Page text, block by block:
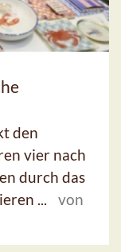
den
vier nach
durch das
...
von